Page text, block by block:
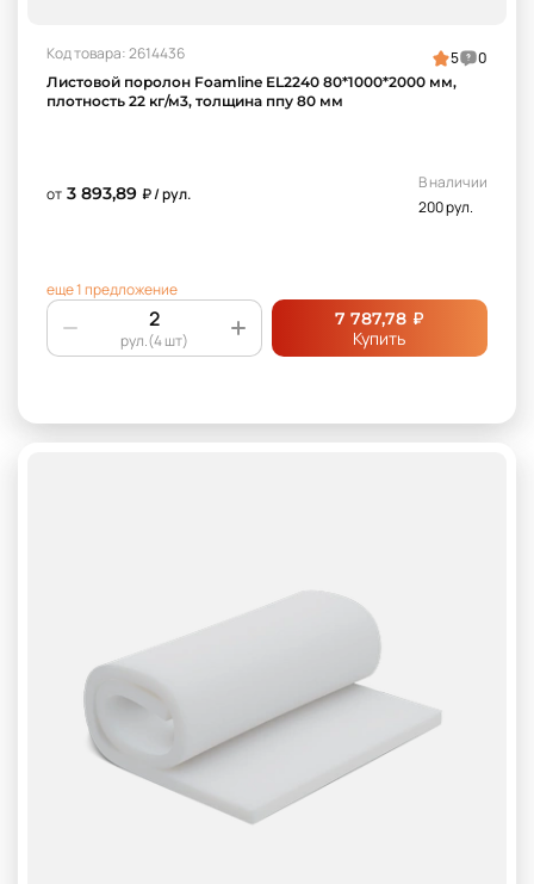
Код товара: 2614436 5 0
Листовой поролон Foamline EL2240 80*1000*2000 мм,
плотность 22 кг/м3, толщина ппу 80 мм
от 3 893,89 ₽ / рул.
В наличии
200 рул.
еще 1 предложение
рул.(4 шт)
7 787,78 ₽
Купить